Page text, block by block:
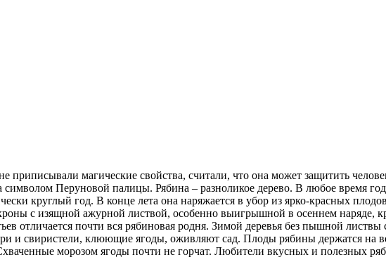
магические свойства, считали, что она может защитить
Перуновой палицы. Рябина – разноликое дерево. В любое время
круглый год. В конце лета она наряжается в убор из ярко-красных
с изящной ажурной листвой, особенно выигрышной в осеннем наряде,
отличается почти вся рябиновая родня. Зимой деревья без пышной листвы
и свиристели, клюющие ягоды, оживляют сад. Плоды рябины держатся на
морозом ягоды почти не горчат. Любители вкусных и полезных